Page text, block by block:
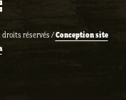
droits réservés /Conception site